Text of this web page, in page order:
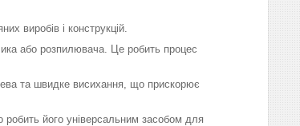
виробів і конструкцій.
або розпилювача. Це робить процес
та швидке висихання, що прискорює
робить його універсальним засобом для